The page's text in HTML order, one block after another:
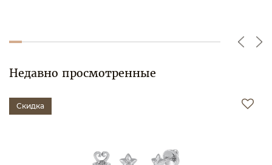
Недавно просмотренные
Скидка